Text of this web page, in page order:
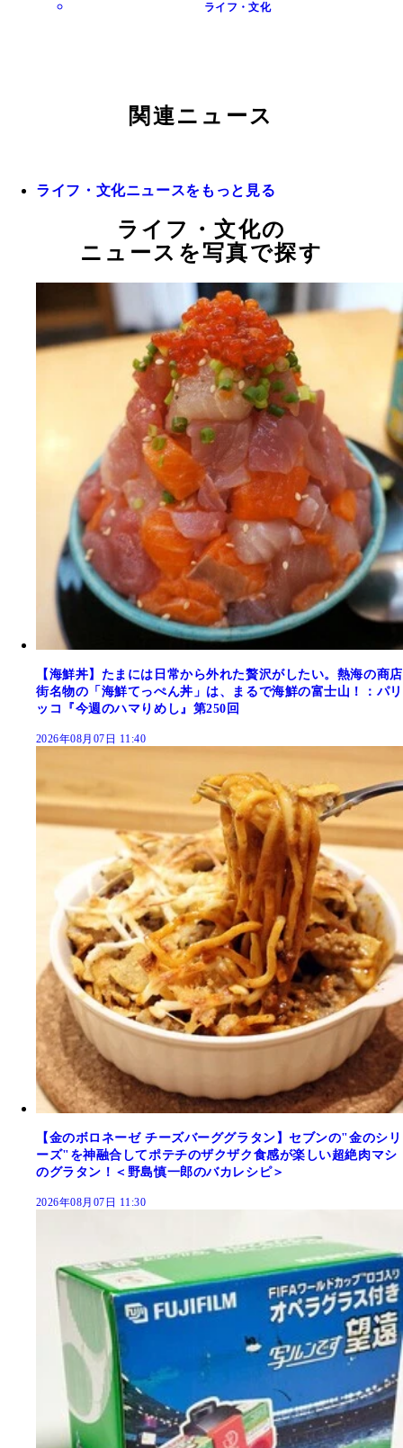
ライフ・文化
関連ニュース
ライフ・文化ニュースをもっと見る
ライフ・文化の
ニュースを写真で探す
【海鮮丼】たまには日常から外れた贅沢がしたい。熱海の商店
街名物の「海鮮てっぺん丼」は、まるで海鮮の富士山！：パリ
ッコ『今週のハマりめし』第250回
2026年08月07日 11:40
【金のボロネーゼ チーズバーググラタン】セブンの"金のシリ
ーズ"を神融合してポテチのザクザク食感が楽しい超絶肉マシ
のグラタン！＜野島慎一郎のバカレシピ＞
2026年08月07日 11:30